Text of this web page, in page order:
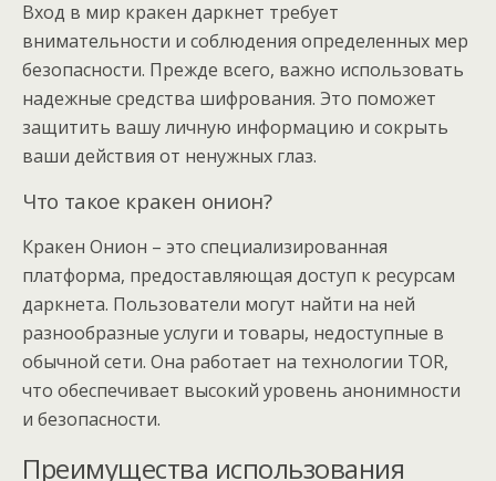
Вход в мир кракен даркнет требует
внимательности и соблюдения определенных мер
безопасности. Прежде всего, важно использовать
надежные средства шифрования. Это поможет
защитить вашу личную информацию и сокрыть
ваши действия от ненужных глаз.
Что такое кракен онион?
Кракен Онион – это специализированная
платформа, предоставляющая доступ к ресурсам
даркнета. Пользователи могут найти на ней
разнообразные услуги и товары, недоступные в
обычной сети. Она работает на технологии TOR,
что обеспечивает высокий уровень анонимности
и безопасности.
Преимущества использования